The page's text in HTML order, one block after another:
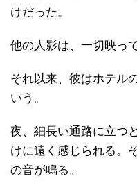
けだった。
他の人影は、一切映っ
それ以来、彼はホテル
いう。
夜、細長い通路に立つ
けに遠く感じられる。
の音が鳴る。